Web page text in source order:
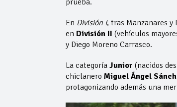
prueba.
En División I, tras Manzanares y
en División II (vehículos
y Diego Moreno Carrasco.
La categoría Junior (nacidos
chiclanero Miguel Ángel
protagonizando además una